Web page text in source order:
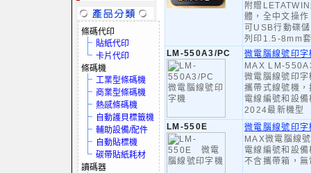
條碼代印
貼紙代印
卡片代印
條碼機
工業型條碼機
商業型條碼機
熱感條碼機
自動護貝標籤機
輔助設備/配件
自動貼標機
碳帶貼紙耗材
讀碼器
附贈
體，全中文操作
可USB行動碟
列印1.5-8mm
LM-550A3/PC
微電腦線號印字
MAX LM-
微電腦線號印字
攜帶式線號機
電線編號和設
2024最新機型
LM-550E
微電腦線號印字
MAX微電腦線
電線編號和設
不含攜帶箱，